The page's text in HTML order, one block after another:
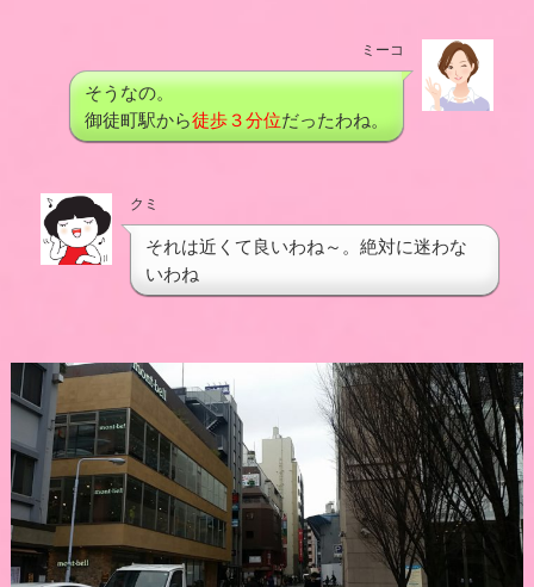
ミーコ
そうなの。
御徒町駅から徒歩３分位だったわね。
クミ
それは近くて良いわね～。絶対に迷わな
いわね